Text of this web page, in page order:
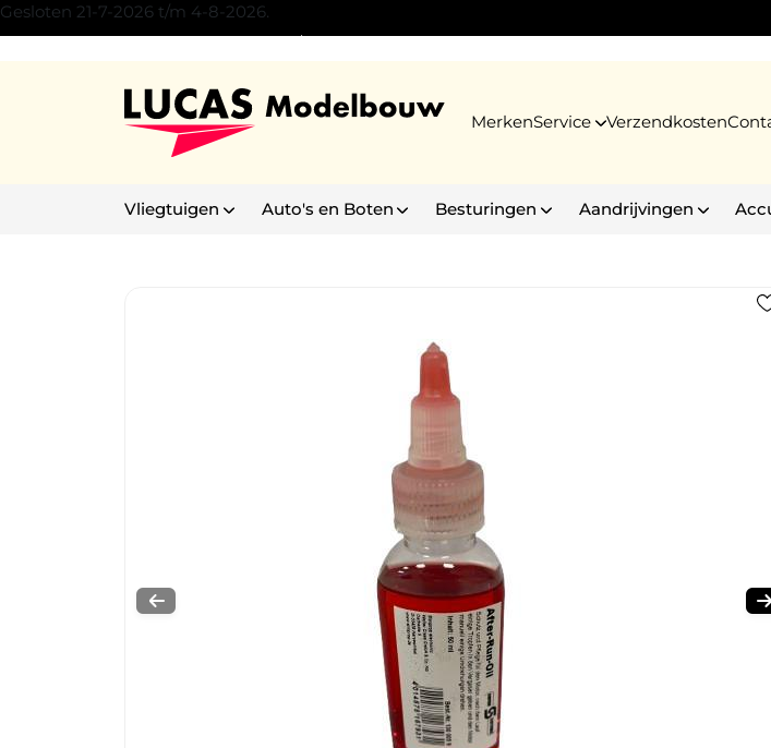
Gesloten 21-7-2026 t/m 4-8-2026.
Experience Center Son/Eindhoven
MerkenService Verzendkosten
Vliegtuigen Auto's en Boten Besturingen Aandrijvingen